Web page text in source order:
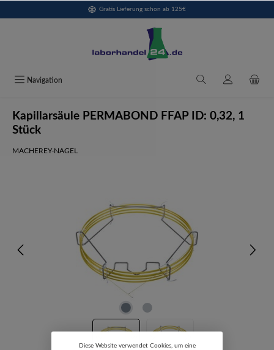
Gratis Lieferung schon ab 125€
Navigation
Kapillarsäule PERMABOND FFAP ID: 0,32, 1
Stück
MACHEREY-NAGEL
Diese Website verwendet Cookies, um eine